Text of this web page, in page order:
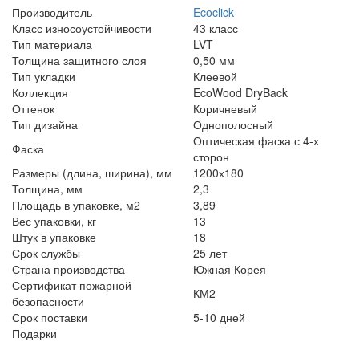
Производитель
Ecoclick
Класс износоустойчивости
43 класс
Тип материала
LVT
Толщина защитного слоя
0,50 мм
Тип укладки
Клеевой
Коллекция
EcoWood DryBack
Оттенок
Коричневый
Тип дизайна
Однополосный
Фаска
Оптическая фаска с 4-х
сторон
Размеры (длина, ширина), мм
1200х180
Толщина, мм
2,3
Площадь в упаковке, м2
3,89
Вес упаковки, кг
13
Штук в упаковке
18
Срок службы
25 лет
Страна производства
Южная Корея
Сертификат пожарной
безопасности
КМ2
Срок поставки
5-10 дней
Подарки